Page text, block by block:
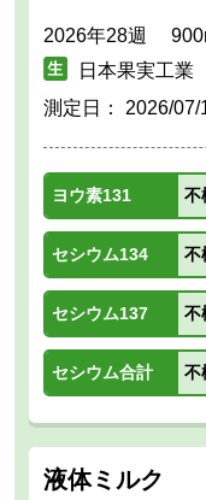
2026年28週
日本果実工業
測定日： 2026/07/
ヨウ素131 不
セシウム134 不
セシウム137 不
セシウム合計 不
液体ミルク